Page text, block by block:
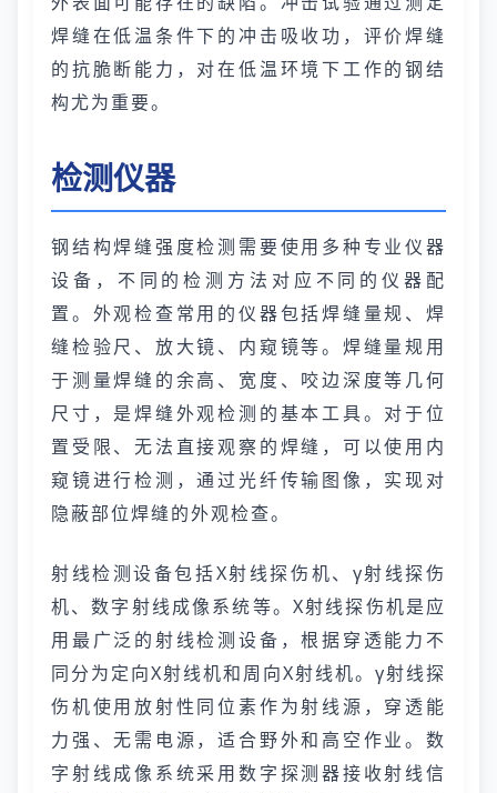
焊缝在低温条件下的冲击吸收功，评价焊缝
的抗脆断能力，对在低温环境下工作的钢结
构尤为重要。
检测仪器
钢结构焊缝强度检测需要使用多种专业仪器
设备，不同的检测方法对应不同的仪器配
置。外观检查常用的仪器包括焊缝量规、焊
缝检验尺、放大镜、内窥镜等。焊缝量规用
于测量焊缝的余高、宽度、咬边深度等几何
尺寸，是焊缝外观检测的基本工具。对于位
置受限、无法直接观察的焊缝，可以使用内
窥镜进行检测，通过光纤传输图像，实现对
隐蔽部位焊缝的外观检查。
射线检测设备包括X射线探伤机、γ射线探伤
机、数字射线成像系统等。X射线探伤机是应
用最广泛的射线检测设备，根据穿透能力不
同分为定向X射线机和周向X射线机。γ射线探
伤机使用放射性同位素作为射线源，穿透能
力强、无需电源，适合野外和高空作业。数
字射线成像系统采用数字探测器接收射线信